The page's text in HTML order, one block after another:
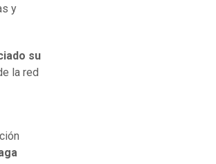
y
su
la red